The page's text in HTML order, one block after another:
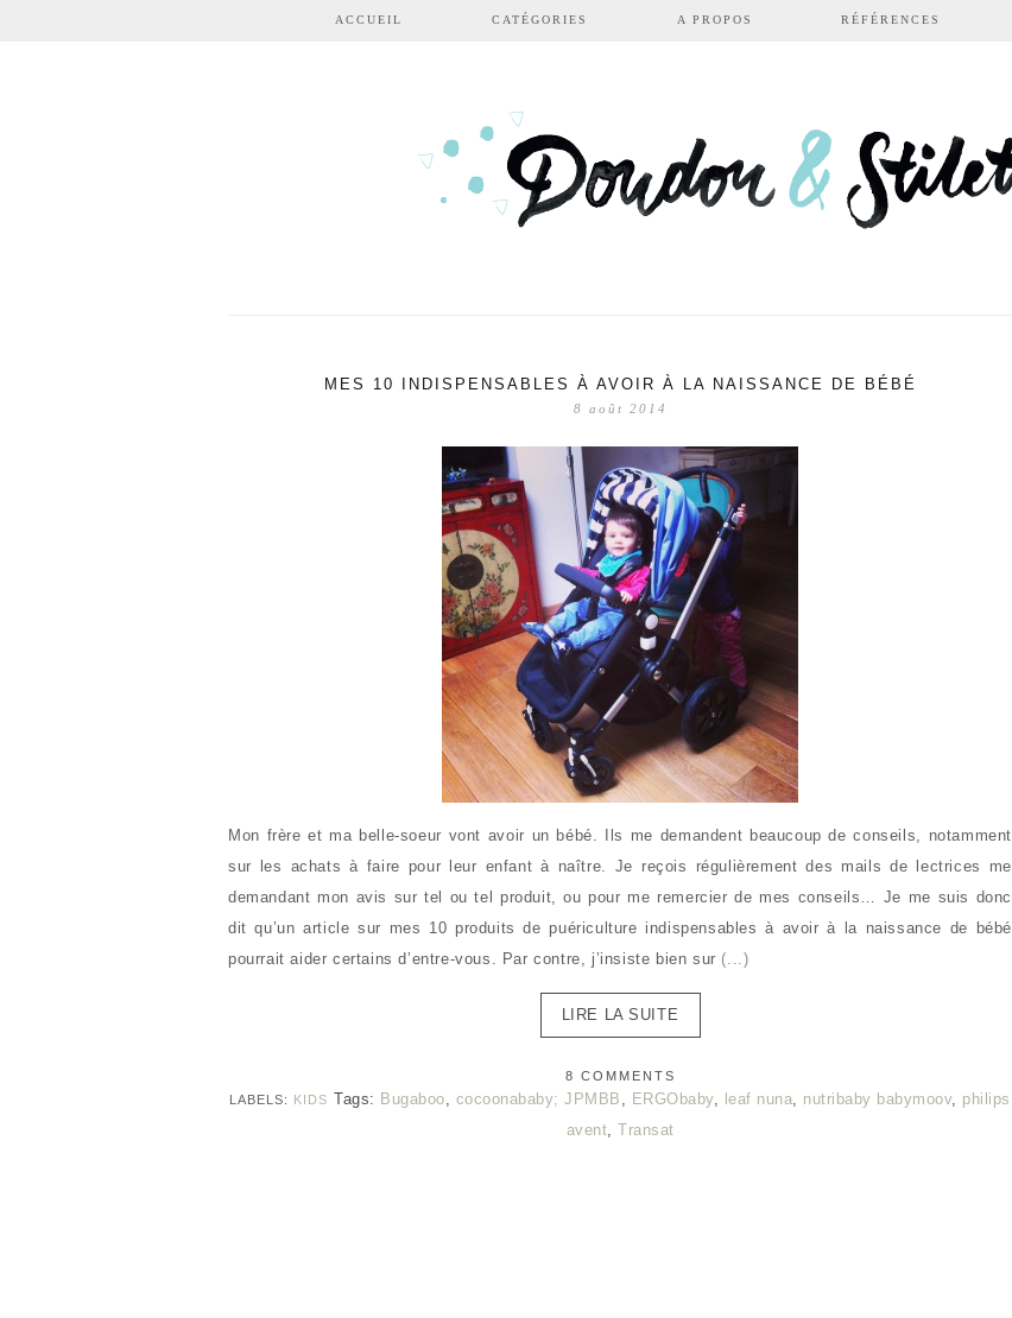
Aller au contenu principal
ACCUEIL CATÉGORIES A PROPOS RÉFÉRENCES
MES 10 INDISPENSABLES À AVOIR À LA NAISSANCE DE BÉBÉ
8 août 2014
Mon frère et ma belle-soeur vont avoir un bébé. Ils me demandent beaucoup de conseils, notamment
sur les achats à faire pour leur enfant à naître. Je reçois régulièrement des mails de lectrices me
demandant mon avis sur tel ou tel produit, ou pour me remercier de mes conseils… Je me suis donc
dit qu’un article sur mes 10 produits de puériculture indispensables à avoir à la naissance de bébé
pourrait aider certains d’entre-vous. Par contre, j’insiste bien sur (...)
LIRE LA SUITE
8 COMMENTS
LABELS: KIDS Tags: Bugaboo, cocoonababy; JPMBB , ERGObaby, leaf nuna, nutribaby babymoov, philips
avent, Transat